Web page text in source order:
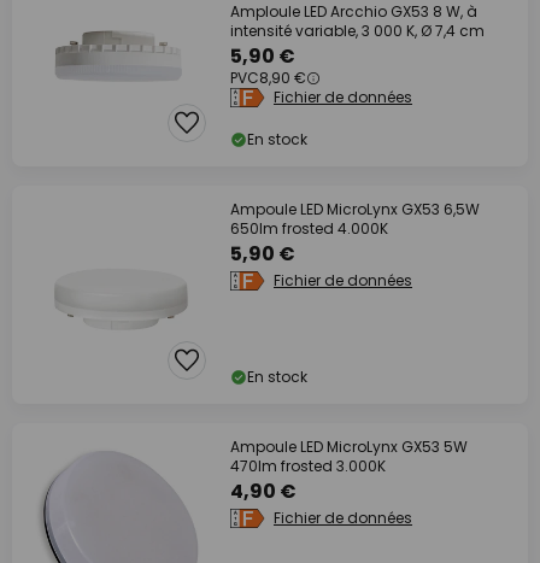
Amploule LED Arcchio GX53 8 W, à
intensité variable, 3 000 K, Ø 7,4 cm
5,90 €
PVC8,90 €
Fichier de données
En stock
Ampoule LED MicroLynx GX53 6,5W
650lm frosted 4.000K
5,90 €
Fichier de données
En stock
Ampoule LED MicroLynx GX53 5W
470lm frosted 3.000K
4,90 €
Fichier de données